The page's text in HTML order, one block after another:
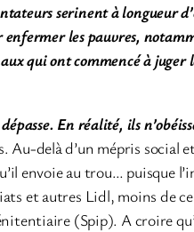
serinent à longueur
les pauvres,
qui ont commencé à
En réalité, ils
Au-delà d’un mépris
envoie au trou… puisque
et autres Lidl, moins de
(Spip). A croire